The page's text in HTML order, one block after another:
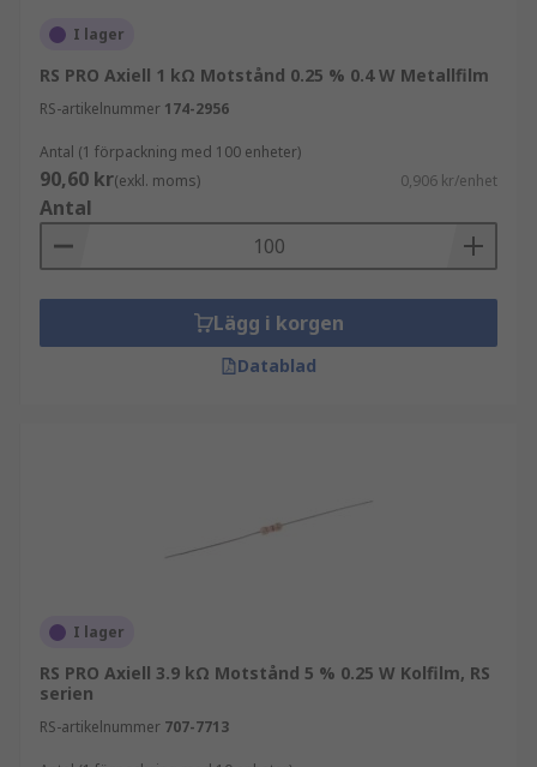
I lager
RS PRO Axiell 1 kΩ Motstånd 0.25 % 0.4 W Metallfilm
RS-artikelnummer 174-2956
Antal (1 förpackning med 100 enheter)
90,60 kr(exkl. moms) 0,906 kr/enhet
Antal
Lägg i korgen
Datablad
I lager
RS PRO Axiell 3.9 kΩ Motstånd 5 % 0.25 W Kolfilm, RS
serien
RS-artikelnummer 707-7713